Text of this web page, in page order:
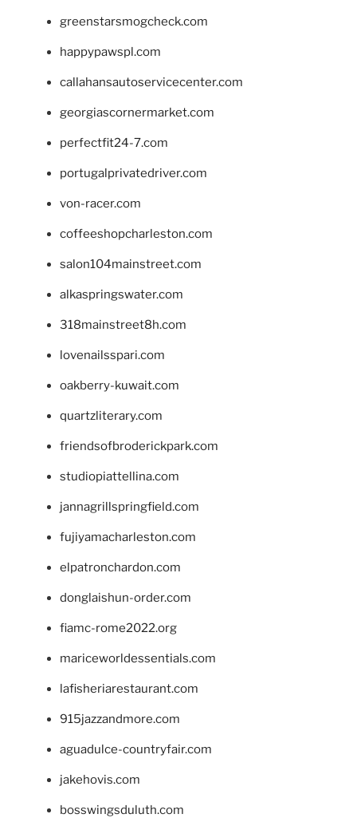
greenstarsmogcheck.com
happypawspl.com
callahansautoservicecenter.com
georgiascornermarket.com
perfectfit24-7.com
portugalprivatedriver.com
von-racer.com
coffeeshopcharleston.com
salon104mainstreet.com
alkaspringswater.com
318mainstreet8h.com
lovenailsspari.com
oakberry-kuwait.com
quartzliterary.com
friendsofbroderickpark.com
studiopiattellina.com
jannagrillspringfield.com
fujiyamacharleston.com
elpatronchardon.com
donglaishun-order.com
fiamc-rome2022.org
mariceworldessentials.com
lafisheriarestaurant.com
915jazzandmore.com
aguadulce-countryfair.com
jakehovis.com
bosswingsduluth.com